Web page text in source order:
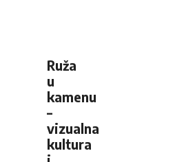
Ruža
u
kamenu
–
vizualna
kultura